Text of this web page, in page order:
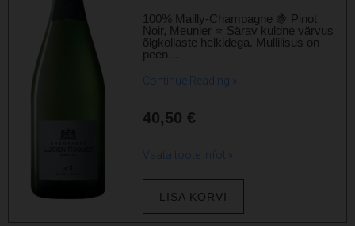
100% Mailly-Champagne 🍇 Pinot
Noir, Meunier ⭐ Särav kuldne värvus
õlgkollaste helkidega. Mullilisus on
peen…
Continue Reading »
40,50 €
Vaata toote infot »
LISA KORVI